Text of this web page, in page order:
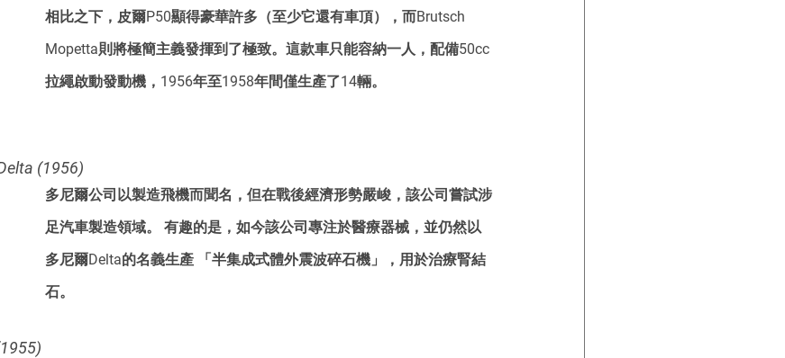
相比之下，皮爾P50顯得豪華許多（至少它還有車頂），而Brutsch
Mopetta則將極簡主義發揮到了極致。這款車只能容納一人，配備50cc
拉繩啟動發動機，1956年至1958年間僅生產了14輛。
(1956)
多尼爾公司以製造飛機而聞名，但在戰後經濟形勢嚴峻，該公司嘗試涉
足汽車製造領域。 有趣的是，如今該公司專注於醫療器械，並仍然以
多尼爾Delta的名義生產 「半集成式體外震波碎石機」，用於治療腎結
石。